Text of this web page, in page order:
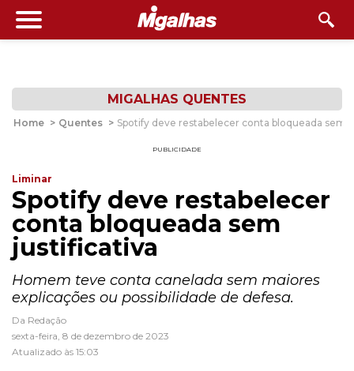
MIGALHAS QUENTES
Home > Quentes > Spotify deve restabelecer conta bloqueada sem
PUBLICIDADE
Liminar
Spotify deve restabelecer
conta bloqueada sem
justificativa
Homem teve conta canelada sem maiores
explicações ou possibilidade de defesa.
Da Redação
sexta-feira, 8 de dezembro de 2023
Atualizado às 15:03